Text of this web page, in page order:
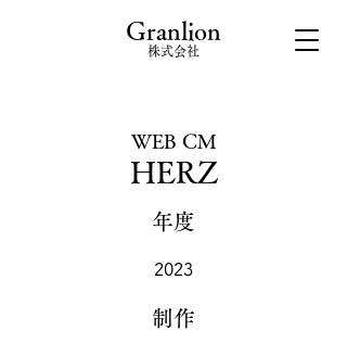
​Granlion
​株式会社
WEB CM​
HERZ
年度
2023
​制作